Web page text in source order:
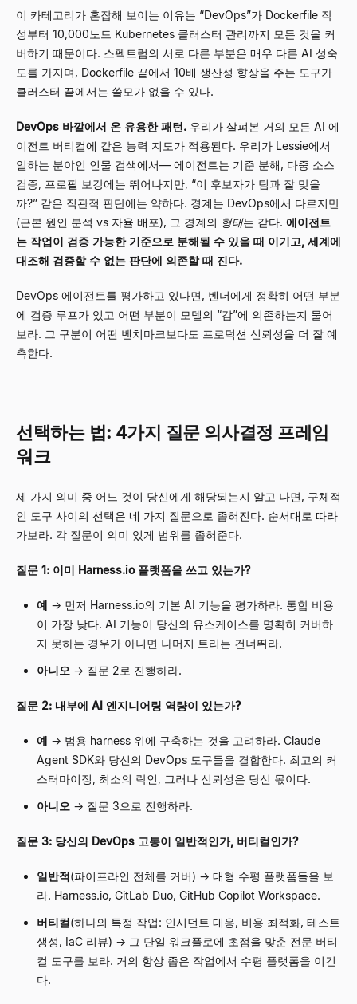
이 카테고리가 혼잡해 보이는 이유는 “DevOps”가 Dockerfile 작
성부터 10,000노드 Kubernetes 클러스터 관리까지 모든 것을 커
버하기 때문이다. 스펙트럼의 서로 다른 부분은 매우 다른 AI 성숙
도를 가지며, Dockerfile 끝에서 10배 생산성 향상을 주는 도구가
클러스터 끝에서는 쓸모가 없을 수 있다.
DevOps 바깥에서 온 유용한 패턴. 우리가 살펴본 거의 모든 AI 에
이전트 버티컬에 같은 능력 지도가 적용된다. 우리가 Lessie에서
일하는 분야인 인물 검색에서— 에이전트는 기준 분해, 다중 소스
검증, 프로필 보강에는 뛰어나지만, “이 후보자가 팀과 잘 맞을
까?” 같은 직관적 판단에는 약하다. 경계는 DevOps에서 다르지만
(근본 원인 분석 vs 자율 배포), 그 경계의 형태는 같다. 에이전트
는 작업이 검증 가능한 기준으로 분해될 수 있을 때 이기고, 세계에
대조해 검증할 수 없는 판단에 의존할 때 진다.
DevOps 에이전트를 평가하고 있다면, 벤더에게 정확히 어떤 부분
에 검증 루프가 있고 어떤 부분이 모델의 “감”에 의존하는지 물어
보라. 그 구분이 어떤 벤치마크보다도 프로덕션 신뢰성을 더 잘 예
측한다.
선택하는 법: 4가지 질문 의사결정 프레임
워크
세 가지 의미 중 어느 것이 당신에게 해당되는지 알고 나면, 구체적
인 도구 사이의 선택은 네 가지 질문으로 좁혀진다. 순서대로 따라
가보라. 각 질문이 의미 있게 범위를 좁혀준다.
질문 1: 이미 Harness.io 플랫폼을 쓰고 있는가?
예 → 먼저 Harness.io의 기본 AI 기능을 평가하라. 통합 비용
이 가장 낮다. AI 기능이 당신의 유스케이스를 명확히 커버하
지 못하는 경우가 아니면 나머지 트리는 건너뛰라.
아니오 → 질문 2로 진행하라.
질문 2: 내부에 AI 엔지니어링 역량이 있는가?
예 → 범용 harness 위에 구축하는 것을 고려하라. Claude
Agent SDK와 당신의 DevOps 도구들을 결합한다. 최고의 커
스터마이징, 최소의 락인, 그러나 신뢰성은 당신 몫이다.
아니오 → 질문 3으로 진행하라.
질문 3: 당신의 DevOps 고통이 일반적인가, 버티컬인가?
일반적(파이프라인 전체를 커버) → 대형 수평 플랫폼들을 보
라. Harness.io, GitLab Duo, GitHub Copilot Workspace.
버티컬(하나의 특정 작업: 인시던트 대응, 비용 최적화, 테스트
생성, IaC 리뷰) → 그 단일 워크플로에 초점을 맞춘 전문 버티
컬 도구를 보라. 거의 항상 좁은 작업에서 수평 플랫폼을 이긴
다.